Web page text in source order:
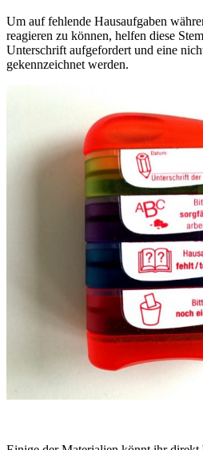
Um auf fehlende Hausaufgaben
reagieren zu können, helfen diese
Unterschrift aufgefordert und eine
gekennzeichnet werden.